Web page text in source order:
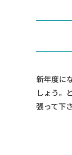
新年度に
しょう。
張って下